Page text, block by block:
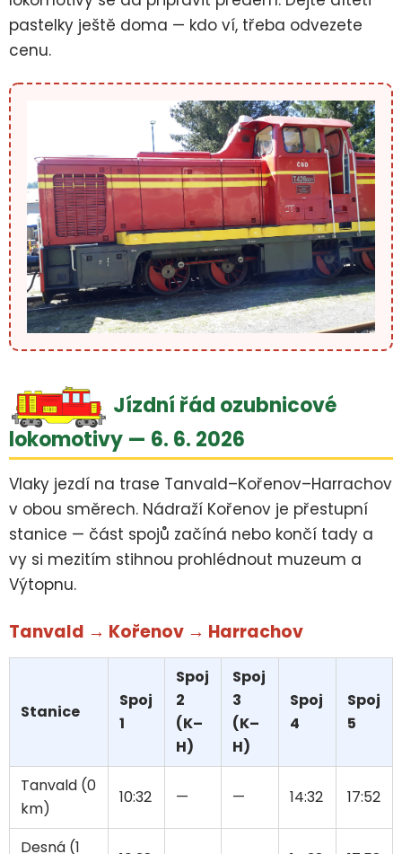
pastelky ještě doma — kdo ví, třeba odvezete
cenu.
Jízdní řád ozubnicové
lokomotivy — 6. 6. 2026
Vlaky jezdí na trase Tanvald–Kořenov–Harrachov
v obou směrech. Nádraží Kořenov je přestupní
stanice — část spojů začíná nebo končí tady a
vy si mezitím stihnou prohlédnout muzeum a
Výtopnu.
Tanvald → Kořenov → Harrachov
Stanice
Spoj
1
Spoj
2
(K–
H)
Spoj
3
(K–
H)
Spoj
4
Spoj
5
Tanvald (0
km)
10:32 — — 14:32 17:52
Desná (1